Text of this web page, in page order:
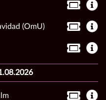
(OmU)